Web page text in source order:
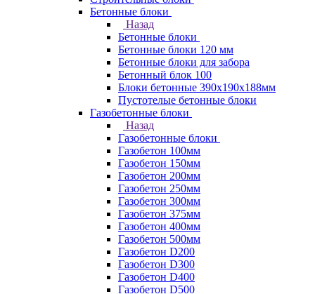
Бетонные блоки
Назад
Бетонные блоки
Бетонные блоки 120 мм
Бетонные блоки для забора
Бетонный блок 100
Блоки бетонные 390х190х188мм
Пустотелые бетонные блоки
Газобетонные блоки
Назад
Газобетонные блоки
Газобетон 100мм
Газобетон 150мм
Газобетон 200мм
Газобетон 250мм
Газобетон 300мм
Газобетон 375мм
Газобетон 400мм
Газобетон 500мм
Газобетон D200
Газобетон D300
Газобетон D400
Газобетон D500